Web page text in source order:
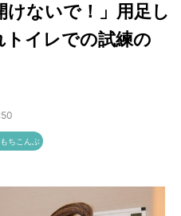
けないで！」用足し
トイレでの試練の
ちこんぶ